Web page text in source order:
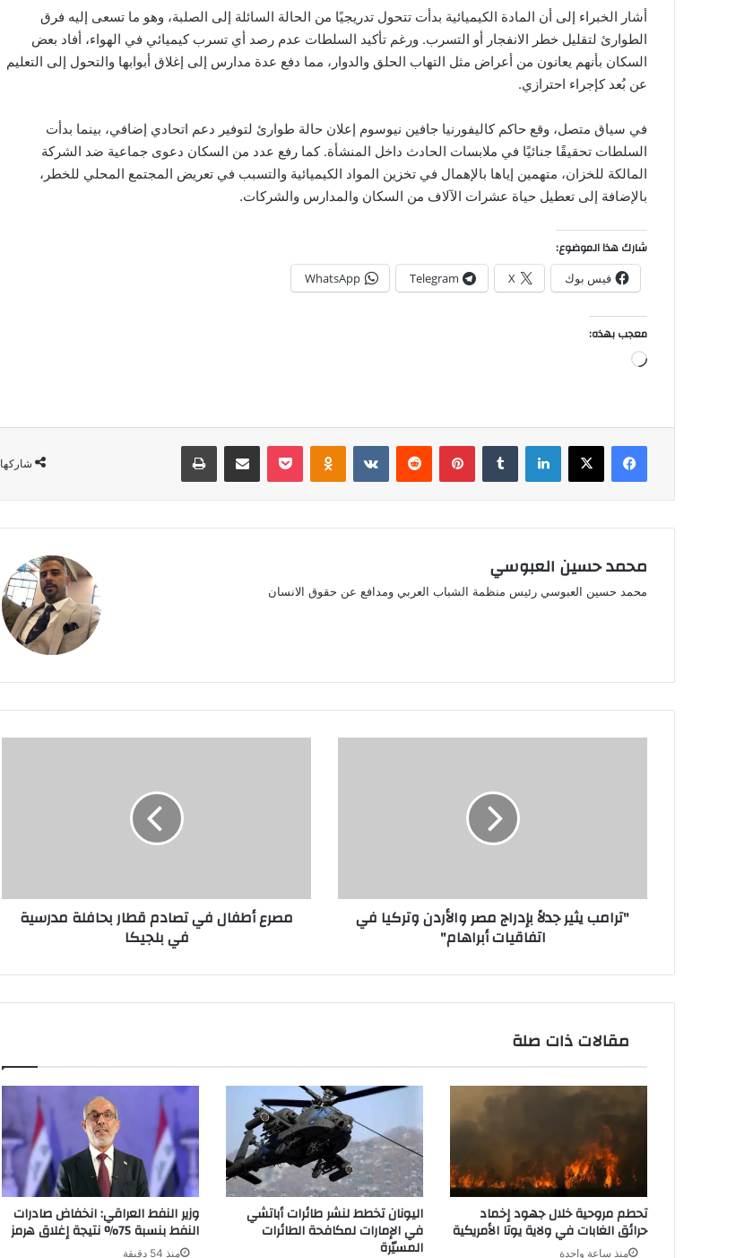
أشار الخبراء إلى أن المادة الكيميائية بدأت تتحول تدريجيًا من الحالة السائلة إلى الصلبة، وهو ما تسعى إليه فرق
الطوارئ لتقليل خطر الانفجار أو التسرب. ورغم تأكيد السلطات عدم رصد أي تسرب كيميائي في الهواء، أفاد بعض
السكان بأنهم يعانون من أعراض مثل التهاب الحلق والدوار، مما دفع عدة مدارس إلى إغلاق أبوابها والتحول إلى التعليم
عن بُعد كإجراء احترازي.
في سياق متصل، وقع حاكم كاليفورنيا جافين نيوسوم إعلان حالة طوارئ لتوفير دعم اتحادي إضافي، بينما بدأت
السلطات تحقيقًا جنائيًا في ملابسات الحادث داخل المنشأة. كما رفع عدد من السكان دعوى جماعية ضد الشركة
المالكة للخزان، متهمين إياها بالإهمال في تخزين المواد الكيميائية والتسبب في تعريض المجتمع المحلي للخطر،
بالإضافة إلى تعطيل حياة عشرات الآلاف من السكان والمدارس والشركات.
شارك هذا الموضوع:
فيس بوك X
Telegram
WhatsApp
معجب بهذه:
جاري
شاركها
فيسبوك ‫X لينكدإن بينتيريست Odnoklassniki
‫Pocket مشاركة عبر البريد طباعة
محمد حسين العبوسي
محمد حسين العبوسي رئيس منظمة الشباب العربي ومدافع عن حقوق الانسان
بلجيكا
مصرع أطفال في تصادم قطار بحافلة مدرسية
في بلجيكا
اتفاقيات
أبراهام"
"ترامب يثير جدلاً بإدراج مصر والأردن وتركيا في
اتفاقيات أبراهام"
مقالات ذات صلة
وزير النفط العراقي: انخفاض صادرات
النفط بنسبة 75% نتيجة إغلاق هرمز
منذ 54 دقيقة
اليونان تخطط لنشر طائرات أباتشي
في الإمارات لمكافحة الطائرات
المسيّرة
تحطم مروحية خلال جهود إخماد
حرائق الغابات في ولاية يوتا الأمريكية
منذ ساعة واحدة